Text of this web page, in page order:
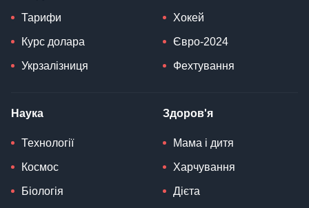
Тарифи
Курс долара
Укрзалізниця
Хокей
Євро-2024
Фехтування
Наука
Технології
Космос
Біологія
Здоров'я
Мама і дитя
Харчування
Дієта